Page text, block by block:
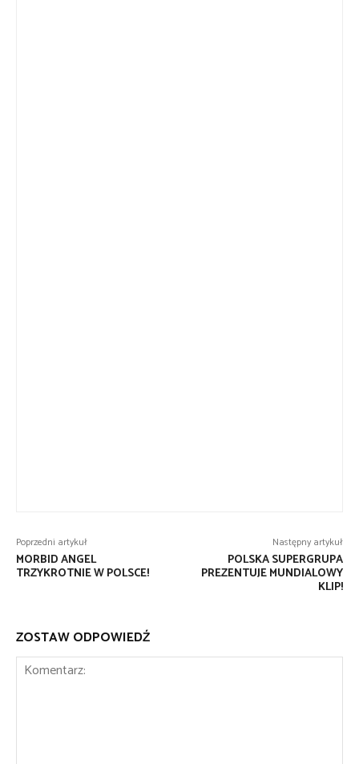
Poprzedni artykuł
MORBID ANGEL
TRZYKROTNIE W POLSCE!
Następny artykuł
POLSKA SUPERGRUPA
PREZENTUJE MUNDIALOWY
KLIP!
ZOSTAW ODPOWIEDŹ